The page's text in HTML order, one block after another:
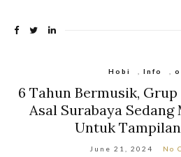
Hobi Info
6 Tahun Bermusik,
Asal Surabaya
Untuk
June 21, 2024 No